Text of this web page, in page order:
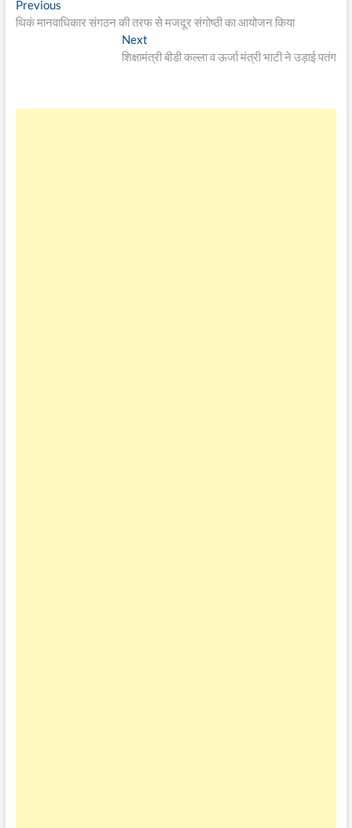
Post
navigation
PreviousPrevious
post:
थिकं मानवाधिकार संगठन की तरफ से मजदूर संगोष्ठी का आयोजन किया
Next
post:
शिक्षामंत्री बीडी कल्ला व ऊर्जा मंत्री भाटी ने उड़ाई पतंग